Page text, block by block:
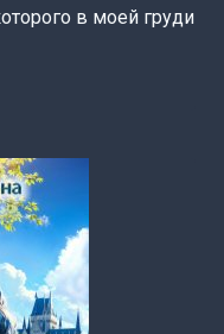
в моей груди